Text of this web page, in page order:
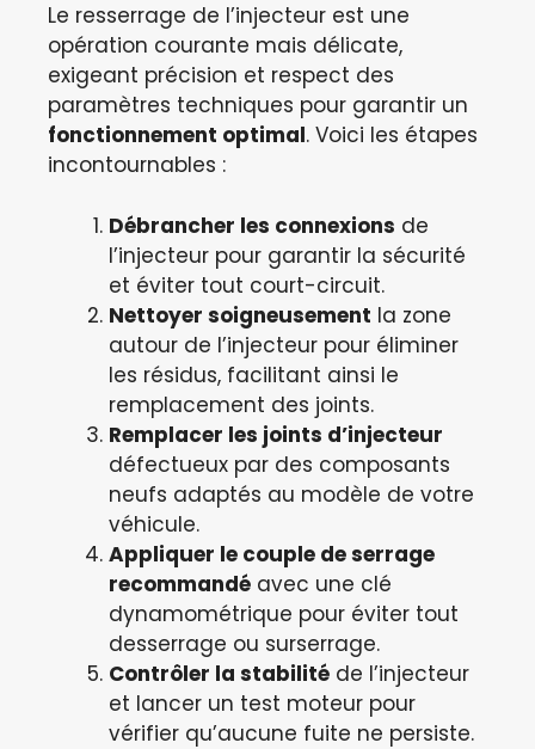
Le resserrage de l’injecteur est une
opération courante mais délicate,
exigeant précision et respect des
paramètres techniques pour garantir un
fonctionnement optimal. Voici les étapes
incontournables :
Débrancher les connexions de
l’injecteur pour garantir la sécurité
et éviter tout court-circuit.
Nettoyer soigneusement la zone
autour de l’injecteur pour éliminer
les résidus, facilitant ainsi le
remplacement des joints.
Remplacer les joints d’injecteur
défectueux par des composants
neufs adaptés au modèle de votre
véhicule.
Appliquer le couple de serrage
recommandé avec une clé
dynamométrique pour éviter tout
desserrage ou surserrage.
Contrôler la stabilité de l’injecteur
et lancer un test moteur pour
vérifier qu’aucune fuite ne persiste.